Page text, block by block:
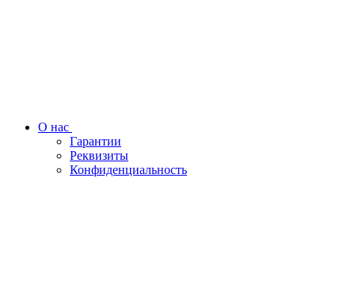
О нас
Гарантии
Реквизиты
Конфиденциальность